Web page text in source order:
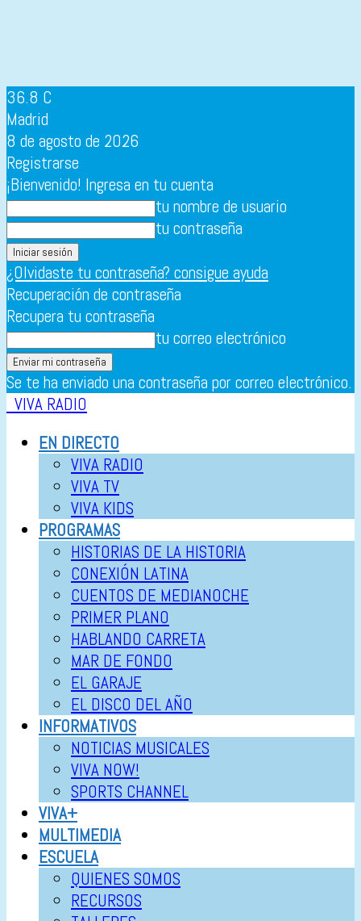
36.8 C
Madrid
8 de agosto de 2026
Registrarse
¡Bienvenido! Ingresa en tu cuenta
tu nombre de usuario
tu contraseña
¿Olvidaste tu contraseña? consigue ayuda
Recuperación de contraseña
Recupera tu contraseña
tu correo electrónico
Se te ha enviado una contraseña por correo electrónico.
VIVA RADIO
EN DIRECTO
VIVA RADIO
VIVA TV
VIVA KIDS
PROGRAMAS
HISTORIAS DE LA HISTORIA
CONEXIÓN LATINA
CUENTOS DE MEDIANOCHE
PRIMER PLANO
HABLANDO CARRETA
MAR DE FONDO
EL GARAJE
EL DISCO DEL AÑO
INFORMATIVOS
NOTICIAS MUSICALES
VIVA NOW!
SPORTS CHANNEL
VIVA+
MULTIMEDIA
ESCUELA
QUIENES SOMOS
RECURSOS